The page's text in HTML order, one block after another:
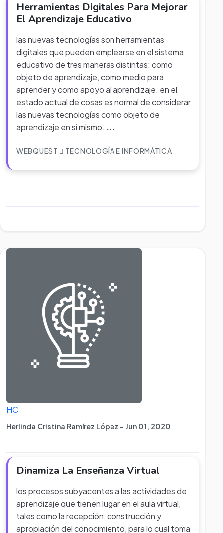
Herramientas Digitales Para Mejorar
El Aprendizaje Educativo
las nuevas tecnologías son herramientas
digitales que pueden emplearse en el sistema
educativo de tres maneras distintas: como
objeto de aprendizaje, como medio para
aprender y como apoyo al aprendizaje. en el
estado actual de cosas es normal de considerar
las nuevas tecnologías como objeto de
aprendizaje en sí mismo. ...
WEBQUEST TECNOLOGÍA E INFORMÁTICA
HC
Herlinda Cristina Ramírez López - Jun 01, 2020
Dinamiza La Enseñanza Virtual
los procesos subyacentes a las actividades de
aprendizaje que tienen lugar en el aula virtual,
tales como la recepción, construcción y
apropiación del conocimiento, para lo cual toma